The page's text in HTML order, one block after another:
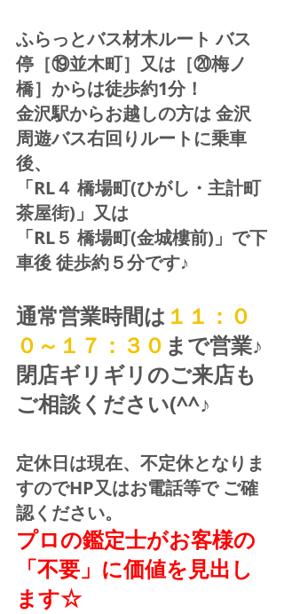
ふらっとバス材木ルート バス
停［⑲並木町］又は［⑳梅ノ
橋］からは徒歩約1分！
金沢駅からお越しの方は 金沢
周遊バス右回りルートに乗車
後、
「RL４ 橋場町(ひがし・主計町
茶屋街)」又は
「RL５ 橋場町(金城樓前)」で下
車後 徒歩約５分です♪
通常営業時間は １１：０
０～１７：３０ まで営業♪
閉店ギリギリのご来店も
ご相談ください(^^♪
定休日は現在、不定休となりま
すのでHP又はお電話等で ご確
認ください。
プロの鑑定士がお客様の
「不要」に価値を見出し
ます☆